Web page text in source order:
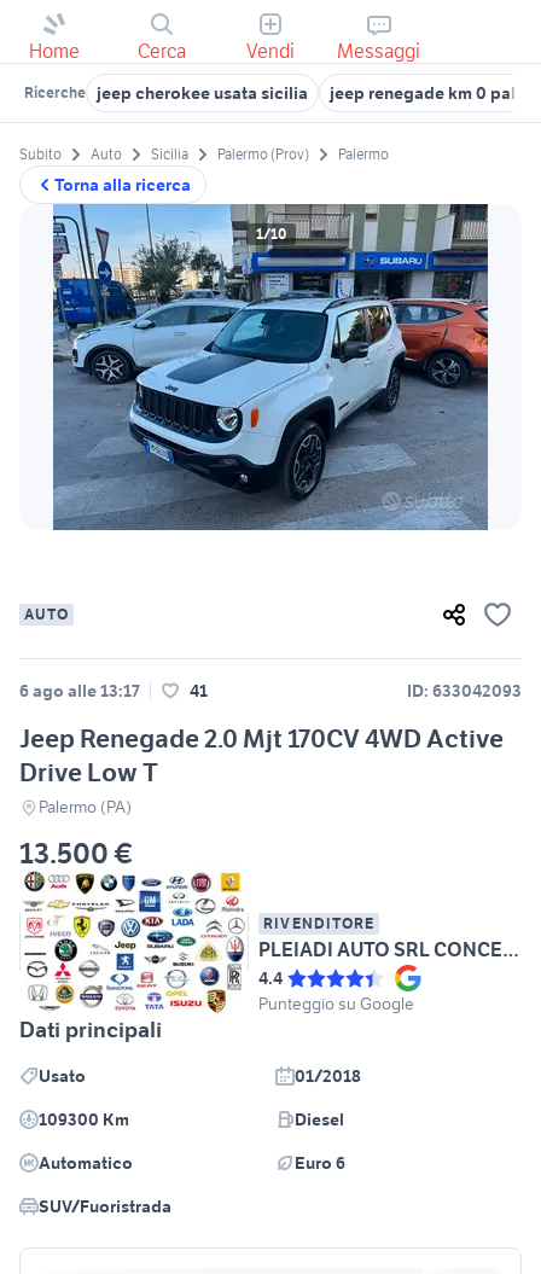
Home Cerca Vendi Messaggi
Ricerche jeep cherokee usata sicilia jeep renegade km 0
Torna alla ricerca
Subito Auto Sicilia Palermo (Prov) Palermo
1/10
AUTO
6 ago alle 13:17 41 ID: 633042093
Jeep Renegade 2.0 Mjt 170CV 4WD Active
Drive Low T
Palermo (PA)
13.500 €
RIVENDITORE
PLEIADI AUTO SRL CONCESSIONARIA SUBARU GREAT WALL
4.4
Punteggio su Google
Dati principali
Usato
01/2018
109300 Km
Diesel
Automatico
Euro 6
SUV/Fuoristrada